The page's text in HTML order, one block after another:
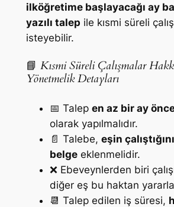
ilköğretime başlayacağı ay
yazılı talep ile kısmi süreli
isteyebilir.
📘 Kısmi Süreli Çalışmalar
Yönetmelik Detayları
📅 Talep en az bir ay
olarak yapılmalıdır.
📄 Talebe, eşin
belgeeklenmelidir.
❌ Ebeveynlerden biri
diğer eş bu haktan
📆 Talep edilen iş süresi,